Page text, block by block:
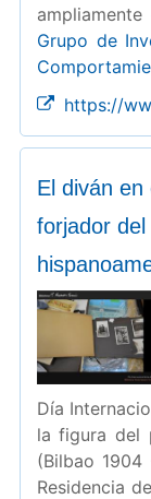
Grupo de
https://
El diván
forjador del
Día
la figura del
(Bilbao 1904
Residencia